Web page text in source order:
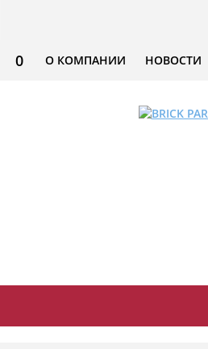
О КОМПАНИИ НОВОСТИ
0